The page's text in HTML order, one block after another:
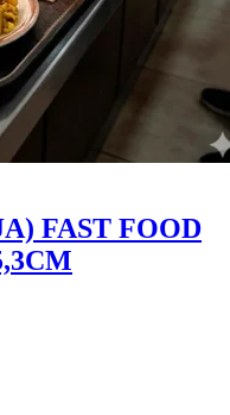
FAST FOOD